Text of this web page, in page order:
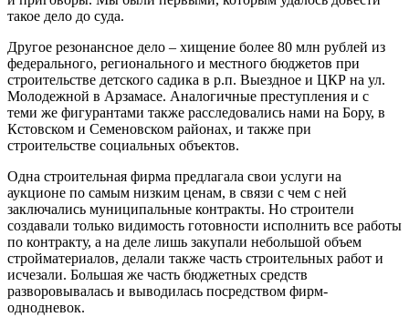
такое дело до суда.
Другое резонансное дело – хищение более 80 млн рублей из
федерального, регионального и местного бюджетов при
строительстве детского садика в р.п. Выездное и ЦКР на ул.
Молодежной в Арзамасе. Аналогичные преступления и с
теми же фигурантами также расследовались нами на Бору, в
Кстовском и Семеновском районах, и также при
строительстве социальных объектов.
Одна строительная фирма предлагала свои услуги на
аукционе по самым низким ценам, в связи с чем с ней
заключались муниципальные контракты. Но строители
создавали только видимость готовности исполнить все работы
по контракту, а на деле лишь закупали небольшой объем
стройматериалов, делали также часть строительных работ и
исчезали. Большая же часть бюджетных средств
разворовывалась и выводилась посредством фирм-
однодневок.